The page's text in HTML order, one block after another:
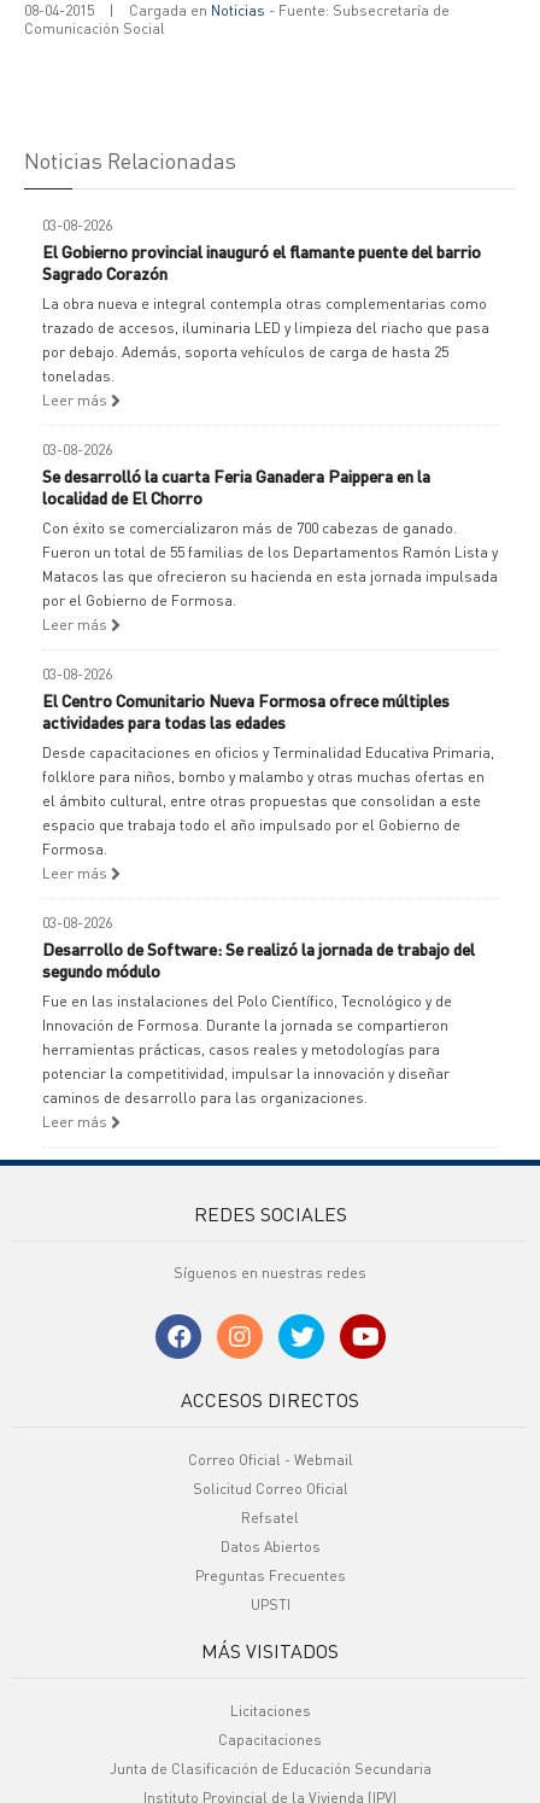
08-04-2015 | Cargada en Noticias - Fuente: Subsecretaría de
Comunicación Social
Noticias Relacionadas
03-08-2026
El Gobierno provincial inauguró el flamante puente del barrio
Sagrado Corazón
La obra nueva e integral contempla otras complementarias como
trazado de accesos, iluminaria LED y limpieza del riacho que pasa
por debajo. Además, soporta vehículos de carga de hasta 25
toneladas.
Leer más
03-08-2026
Se desarrolló la cuarta Feria Ganadera Paippera en la
localidad de El Chorro
Con éxito se comercializaron más de 700 cabezas de ganado.
Fueron un total de 55 familias de los Departamentos Ramón Lista y
Matacos las que ofrecieron su hacienda en esta jornada impulsada
por el Gobierno de Formosa.
Leer más
03-08-2026
El Centro Comunitario Nueva Formosa ofrece múltiples
actividades para todas las edades
Desde capacitaciones en oficios y Terminalidad Educativa Primaria,
folklore para niños, bombo y malambo y otras muchas ofertas en
el ámbito cultural, entre otras propuestas que consolidan a este
espacio que trabaja todo el año impulsado por el Gobierno de
Formosa.
Leer más
03-08-2026
Desarrollo de Software: Se realizó la jornada de trabajo del
segundo módulo
Fue en las instalaciones del Polo Científico, Tecnológico y de
Innovación de Formosa. Durante la jornada se compartieron
herramientas prácticas, casos reales y metodologías para
potenciar la competitividad, impulsar la innovación y diseñar
caminos de desarrollo para las organizaciones.
Leer más
REDES SOCIALES
Síguenos en nuestras redes
ACCESOS DIRECTOS
Correo Oficial - Webmail
Solicitud Correo Oficial
Refsatel
Datos Abiertos
Preguntas Frecuentes
UPSTI
MÁS VISITADOS
Licitaciones
Capacitaciones
Junta de Clasificación de Educación Secundaria
Instituto Provincial de la Vivienda (IPV)